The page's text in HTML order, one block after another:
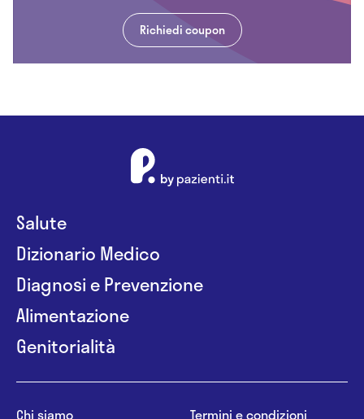
Richiedi coupon
Salute
Dizionario Medico
Diagnosi e Prevenzione
Alimentazione
Genitorialità
Chi siamo
Termini e condizioni